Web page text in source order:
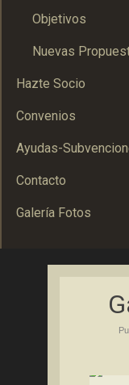
Objetivos
Nuevas
Hazte Socio
Convenios
Ayudas-
Contacto
Galería Fotos
ABEA